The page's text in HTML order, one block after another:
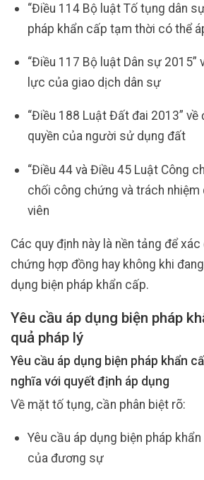
“Điều 114 Bộ luật Tố tụng dân
pháp khẩn cấp tạm thời có thể
“Điều 117 Bộ luật Dân sự 2015”
lực của giao dịch dân sự
“Điều 188 Luật Đất đai 2013” về
quyền của người sử dụng đất
“Điều 44 và Điều 45 Luật Công
chối công chứng và trách
viên
Các quy định này là nền tảng để
chứng hợp đồng hay không khi
dụng biện pháp khẩn cấp.
Yêu cầu áp dụng biện pháp
quả pháp lý
Yêu cầu áp dụng biện pháp khẩn
nghĩa với quyết định áp dụng
Về mặt tố tụng, cần phân biệt rõ:
Yêu cầu áp dụng biện pháp
của đương sự